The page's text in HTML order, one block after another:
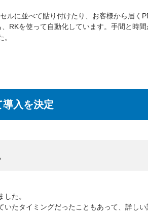
ルに並べて貼り付けたり、お客様から届く
RKを使って自動化しています。手間と時
導入を決定
た。
たタイミングだったこともあって、詳し